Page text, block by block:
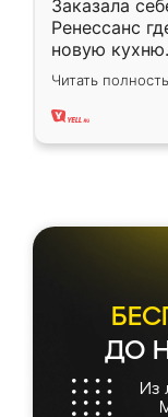
Заказала
Ренессанс
новую
вполне
два года,
Читать
ДО
Из